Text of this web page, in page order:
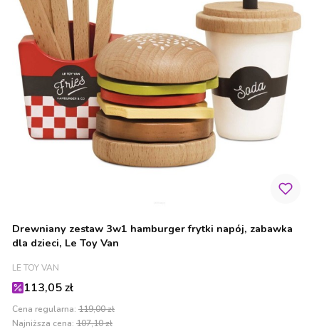
Drewniany zestaw 3w1 hamburger frytki napój, zabawka
dla dzieci, Le Toy Van
PRODUCENT
LE TOY VAN
Cena promocyjna
113,05 zł
Cena regularna: 119,00 zł
Najniższa cena: 107,10 zł